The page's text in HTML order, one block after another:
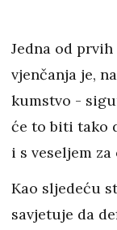
Jedna od
vjenčanja je,
kumstvo -
će to biti tako
i s veseljem za
Kao sljedeću
savjetuje da